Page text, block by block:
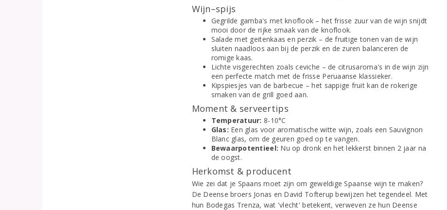
Wijn–spijs
Gegrilde gamba's met knoflook – het frisse zuur van de wijn snijdt
mooi door de rijke smaak van de knoflook.
Salade met geitenkaas en perzik – de fruitige tonen van de wijn
sluiten naadloos aan bij de perzik en de zuren balanceren de
romige kaas.
Lichte visgerechten zoals ceviche – de citrusaroma's in de wijn zijn
een perfecte match met de frisse Peruaanse klassieker.
Kipspiesjes van de barbecue – het sappige fruit kan de rokerige
smaken van de grill goed aan.
Moment & serveertips
Temperatuur: 8-10°C
Glas: Een glas voor aromatische witte wijn, zoals een Sauvignon
Blanc glas, om de geuren goed op te vangen.
Bewaarpotentieel: Nu op dronk en het lekkerst binnen 2 jaar na
de oogst.
Herkomst & producent
Wie zei dat je Spaans moet zijn om geweldige Spaanse wijn te maken?
De Deense broers Jonas en David Tofterup bewijzen het tegendeel. Met
hun Bodegas Trenza, wat 'vlecht' betekent, verweven ze hun Deense